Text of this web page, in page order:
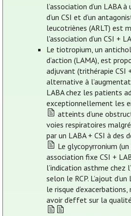
l’association d’un LABA à
d’un CSI et d’un
leucotriènes (ARLT) est
l'association d’un CSI +
Le tiotropium, un
d’action (LAMA), est
adjuvant (trithérapie CSI
alternative à
LABA chez les patients
exceptionnellement les
atteints d’une
voies respiratoires
par un LABA + CSI à des
Le glycopyrronium
association fixe CSI +
l’indication asthme chez
selon le RCP. L’ajout
le risque
avoir d’effet sur la